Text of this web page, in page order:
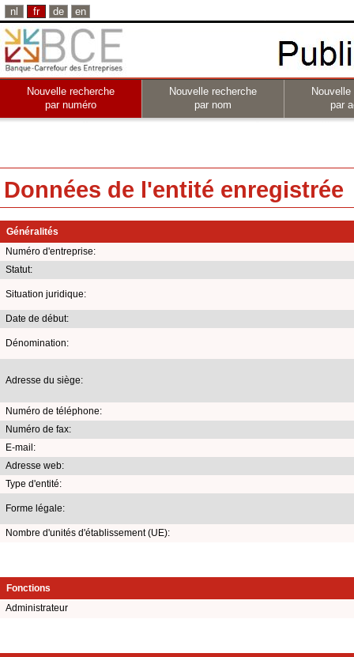
nl fr de en
Nouvelle recherche
par numéro
Nouvelle recherche
par nom
par
Données de l'entité enregistrée
Généralités
Numéro d'entreprise:
Statut:
Situation juridique:
Date de début:
Dénomination:
Adresse du siège:
Numéro de téléphone:
Numéro de fax:
E-mail:
Adresse web:
Type d'entité:
Forme légale:
Nombre d'unités d'établissement (UE):
Fonctions
Administrateur